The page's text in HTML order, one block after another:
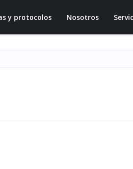
y protocolos Nosotros